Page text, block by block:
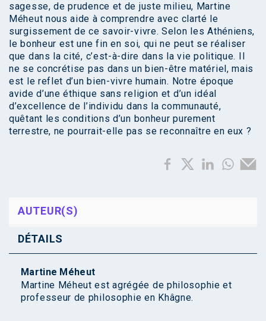
sagesse, de prudence et de juste milieu, Martine
Méheut nous aide à comprendre avec clarté le
surgissement de ce savoir-vivre. Selon les Athéniens,
le bonheur est une fin en soi, qui ne peut se réaliser
que dans la cité, c’est-à-dire dans la vie politique. Il
ne se concrétise pas dans un bien-être matériel, mais
est le reflet d’un bien-vivre humain. Notre époque
avide d’une éthique sans religion et d’un idéal
d’excellence de l’individu dans la communauté,
quêtant les conditions d’un bonheur purement
terrestre, ne pourrait-elle pas se reconnaître en eux ?
AUTEUR(S)
DÉTAILS
Martine Méheut
Martine Méheut est agrégée de philosophie et
professeur de philosophie en Khâgne.